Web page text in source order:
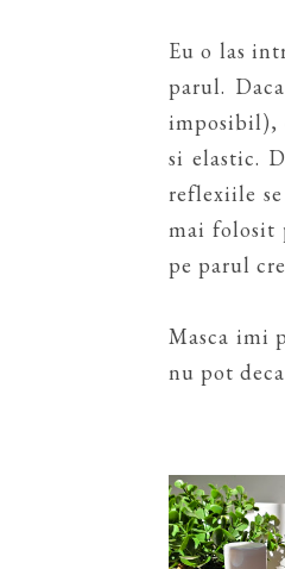
Eu o las
parul.
imposibil),
si elastic.
reflexiile
mai folosit
pe parul
Masca imi
nu pot